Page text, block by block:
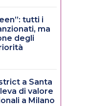
tutti i
ma
degli
a Santa
di valore
a Milano